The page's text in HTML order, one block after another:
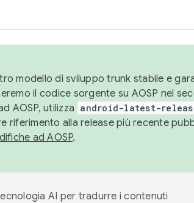
modello di sviluppo trunk stabile e
il codice sorgente su AOSP nel
AOSP, utilizza android-latest-
riferimento alla release più recente
ad AOSP.
AI per tradurre i contenuti